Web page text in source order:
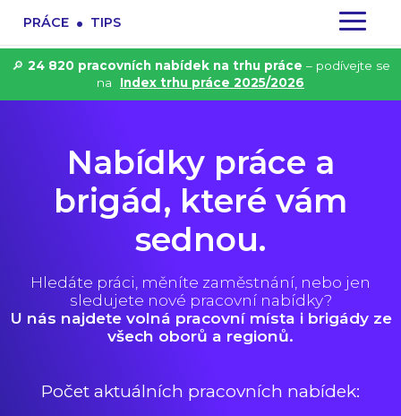
PRÁCE . TIPS
🔎 24 820 pracovních nabídek na trhu práce – podívejte se
na
Index trhu práce 2025/2026
Nabídky práce a
brigád, které vám
sednou.
Hledáte práci, měníte zaměstnání, nebo jen
sledujete nové pracovní nabídky?
U nás najdete volná pracovní místa i brigády ze
všech oborů a regionů.
Počet aktuálních pracovních nabídek: